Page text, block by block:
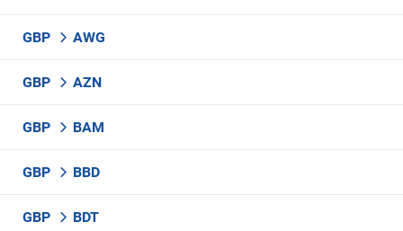
GBP AWG
GBP AZN
GBP BAM
GBP BBD
GBP BDT